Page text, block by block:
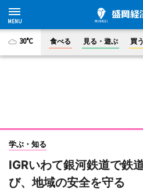
30°C 食べる 見る・遊ぶ 買う
学ぶ・知る
IGRいわて銀河鉄道で
び、地域の安全を守る